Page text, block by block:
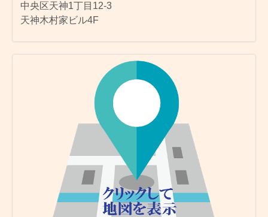
中央区天神1丁目12-3
天神木村家ビル4F